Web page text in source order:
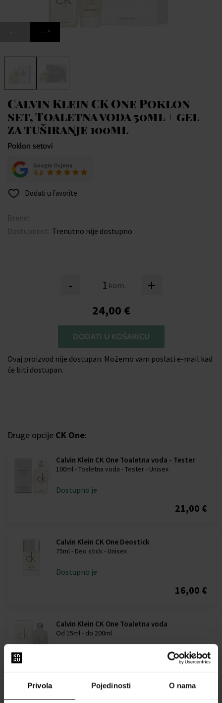
Privola Pojedinosti O nama
Calvin Klein CK One Poklon
set, Toaletna voda 50ml + gel
za tuširanje 100ml
Poklon setovi
Google Ocjena
4.8
Dodati u favorite
Brend:
Dostupnost: Trenutno nije dostupno
- kom. +
24,00 €
DODATI U KOŠARICU
Ovaj proizvod nije dostupan. Možemo vam poslati e-mail kad
će biti dostupan.
Druge opcije CK One:
Calvin Klein CK One Toaletna voda - Tester
100ml - Toaletna voda - Tester - Unisex
Dostupno je
21,00 €
Calvin Klein CK One Deostick
75ml - Deo stick - Unisex
Dostupno je
16,00 €
Calvin Klein CK One Toaletna voda
Od 15ml - do 200ml
od15,00 € do38,00 €